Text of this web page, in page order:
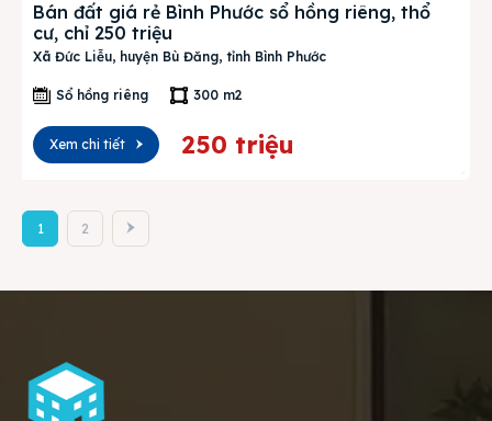
Bán đất giá rẻ Bình Phước sổ hồng riêng, thổ
cư, chỉ 250 triệu
Xã Đức Liễu, huyện Bù Đăng, tỉnh Bình Phước
Sổ hồng riêng 300 m2
Xem chi tiết 250 triệu
1 2